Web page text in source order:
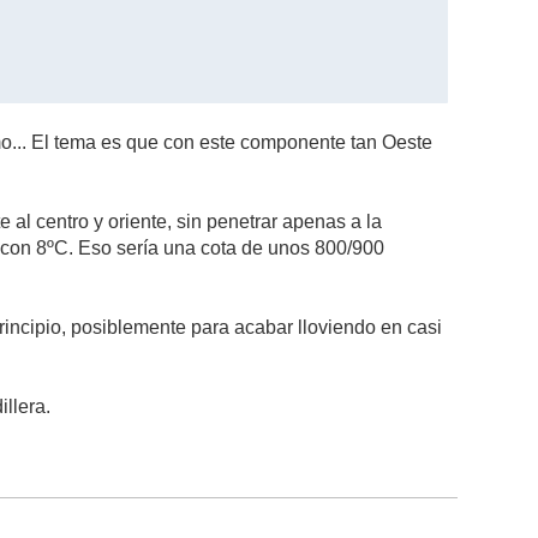
El tema es que con este componente tan Oeste
al centro y oriente, sin penetrar apenas a la
8ºC. Eso sería una cota de unos 800/900
posiblemente para acabar lloviendo en casi